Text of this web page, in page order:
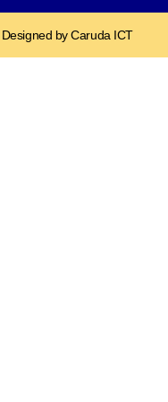
by Caruda ICT